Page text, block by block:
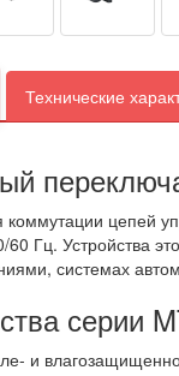
Технические
коммутации цепей
60 Гц. Устройства
системах
серии
и